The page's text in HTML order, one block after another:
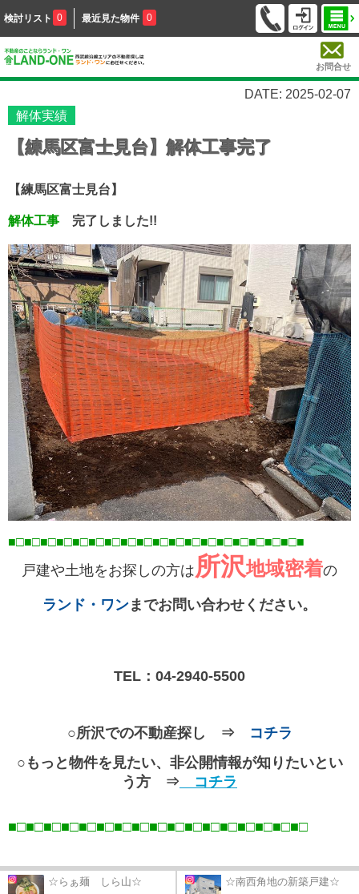
検討リスト 0 最近見た物件 0
お問合せ
DATE: 2025-02-07
解体実績
【練馬区富士見台】解体工事完了
【練馬区富士見台】
解体工事 完了しました!!
■□■□■□■□■□■□■□■□■□■□■□■□■□■□■□■□■□■□■
戸建や土地をお探しの方は所沢地域密着の
ランド・ワンまでお問い合わせください。
TEL： 04-2940-5500
○所沢での不動産探し ⇒
コチラ
○もっと物件を見たい、非公開情報が知りたいとい
う方 ⇒
コチラ
■□■□■□■□■□■□■□■□■□■□■□■□■□■□■□■□■□
☆らぁ麺 しら山☆ ☆南西角地の新築戸建☆